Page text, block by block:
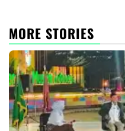
MORE STORIES